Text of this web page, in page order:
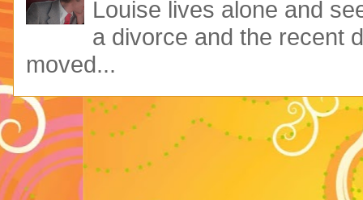
Louise lives alone and
a divorce and the recent
moved...